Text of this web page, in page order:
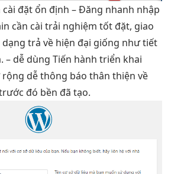
cài đặt ổn định – Đăng nhanh nhập
cần cài trải nghiệm tốt đặt, giao
dạng trả về hiện đại giống nhưtiết
– dễ dùng Tiến hành triển khai
rộng dễthông báo thân thiện về
đó bền đã tạo.